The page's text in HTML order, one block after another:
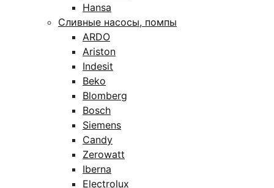
Hansa
Сливные насосы, помпы
ARDO
Ariston
Indesit
Beko
Blomberg
Bosch
Siemens
Candy
Zerowatt
Iberna
Electrolux